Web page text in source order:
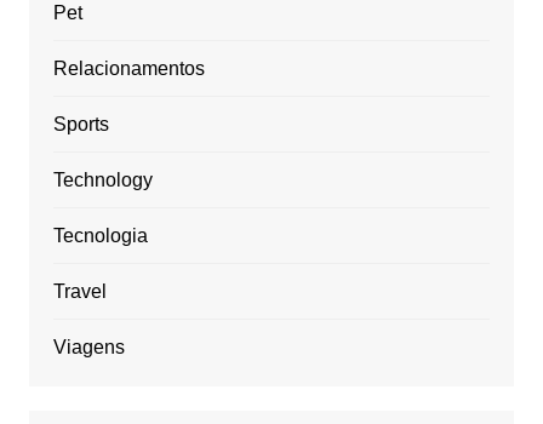
Pet
Relacionamentos
Sports
Technology
Tecnologia
Travel
Viagens